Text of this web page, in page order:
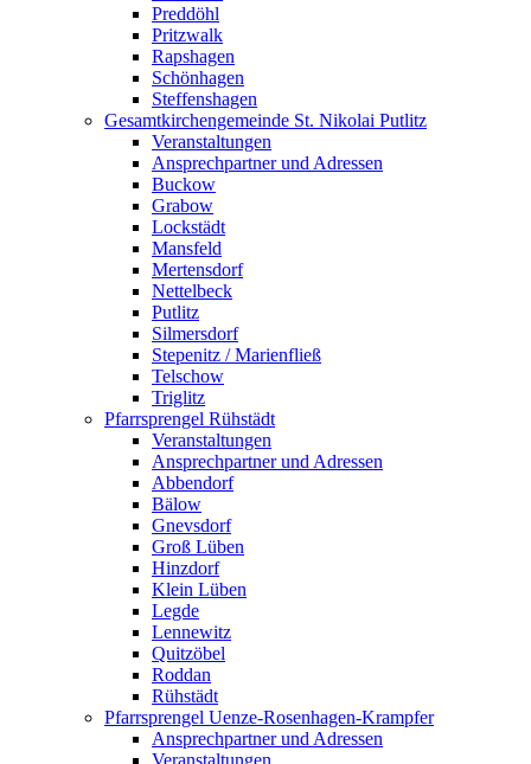
Preddöhl
Pritzwalk
Rapshagen
Schönhagen
Steffenshagen
Gesamtkirchengemeinde St. Nikolai Putlitz
Veranstaltungen
Ansprechpartner und Adressen
Buckow
Grabow
Lockstädt
Mansfeld
Mertensdorf
Nettelbeck
Putlitz
Silmersdorf
Stepenitz / Marienfließ
Telschow
Triglitz
Pfarrsprengel Rühstädt
Veranstaltungen
Ansprechpartner und Adressen
Abbendorf
Bälow
Gnevsdorf
Groß Lüben
Hinzdorf
Klein Lüben
Legde
Lennewitz
Quitzöbel
Roddan
Rühstädt
Pfarrsprengel Uenze-Rosenhagen-Krampfer
Ansprechpartner und Adressen
Veranstaltungen